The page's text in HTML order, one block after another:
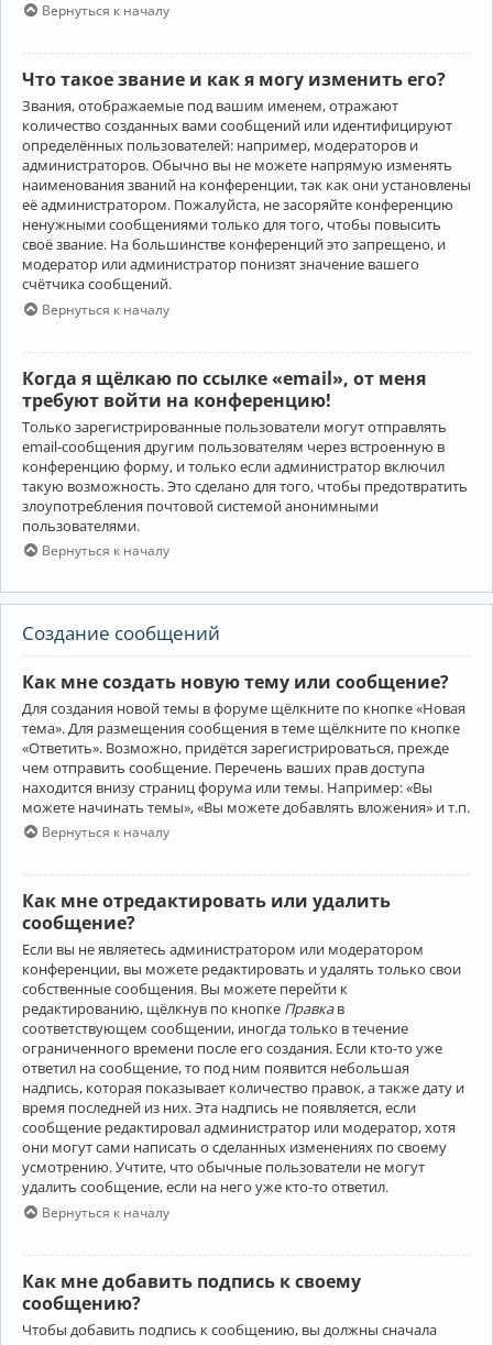
Вернуться к началу
Что такое звание и как я могу изменить его?
Звания, отображаемые под вашим именем, отражают
количество созданных вами сообщений или идентифицируют
определённых пользователей: например, модераторов и
администраторов. Обычно вы не можете напрямую изменять
наименования званий на конференции, так как они установлены
её администратором. Пожалуйста, не засоряйте конференцию
ненужными сообщениями только для того, чтобы повысить
своё звание. На большинстве конференций это запрещено, и
модератор или администратор понизят значение вашего
счётчика сообщений.
Вернуться к началу
Когда я щёлкаю по ссылке «email», от меня
требуют войти на конференцию!
Только зарегистрированные пользователи могут отправлять
email-сообщения другим пользователям через встроенную в
конференцию форму, и только если администратор включил
такую возможность. Это сделано для того, чтобы предотвратить
злоупотребления почтовой системой анонимными
пользователями.
Вернуться к началу
Создание сообщений
Как мне создать новую тему или сообщение?
Для создания новой темы в форуме щёлкните по кнопке «Новая
тема». Для размещения сообщения в теме щёлкните по кнопке
«Ответить». Возможно, придётся зарегистрироваться, прежде
чем отправить сообщение. Перечень ваших прав доступа
находится внизу страниц форума или темы. Например: «Вы
можете начинать темы», «Вы можете добавлять вложения» и т.п.
Вернуться к началу
Как мне отредактировать или удалить
сообщение?
Если вы не являетесь администратором или модератором
конференции, вы можете редактировать и удалять только свои
собственные сообщения. Вы можете перейти к
редактированию, щёлкнув по кнопке Правкав
соответствующем сообщении, иногда только в течение
ограниченного времени после его создания. Если кто-то уже
ответил на сообщение, то под ним появится небольшая
надпись, которая показывает количество правок, а также дату и
время последней из них. Эта надпись не появляется, если
сообщение редактировал администратор или модератор, хотя
они могут сами написать о сделанных изменениях по своему
усмотрению. Учтите, что обычные пользователи не могут
удалить сообщение, если на него уже кто-то ответил.
Вернуться к началу
Как мне добавить подпись к своему
сообщению?
Чтобы добавить подпись к сообщению, вы должны сначала